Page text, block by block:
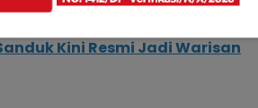
Kini Resmi Jadi Warisan